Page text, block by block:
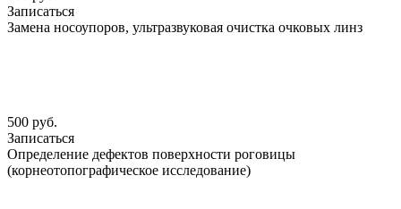
Записаться
Замена носоупоров, ультразвуковая очистка очковых линз
500 руб.
Записаться
Определение дефектов поверхности роговицы
(корнеотопографическое исследование)